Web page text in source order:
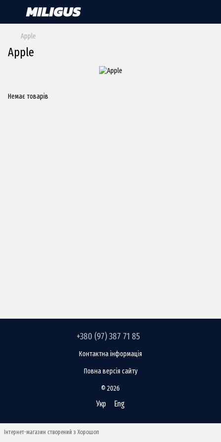
Apple
Apple
Немає товарів
+380 (97) 387 71 85
Контактна інформація
Повна версія сайту
© 2026
Укр Eng
Інтернет-магазин створений з Хорошоп